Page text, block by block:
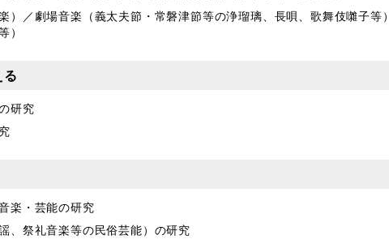
）／劇場音楽（義太夫節・常磐津節等の浄瑠璃、長唄、歌舞伎囃子等
）
研究
楽・芸能の研究
、祭礼音楽等の民俗芸能）の研究